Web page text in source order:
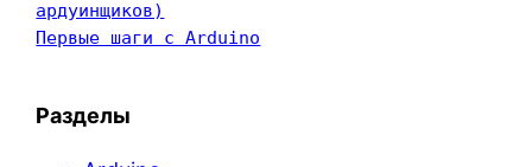
ардуинщиков)
Первые шаги с Arduino
Разделы